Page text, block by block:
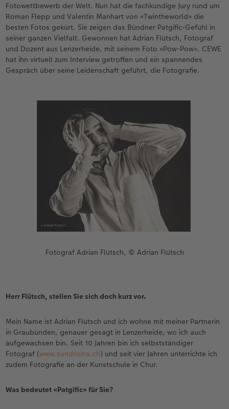
CEWE FOTOBUCH per PDF
Zubehör
Zubehör
Neuheiten
Fotowettbewerb der Welt. Nun hat die fachkundige Jury rund um
Roman Flepp und Valentin Manhart von «Twintheworld» die
besten Fotos gekürt. Sie zeigen das Bündner Patgific-Gefühl in
seiner ganzen Vielfalt. Gewonnen hat Adrian Flütsch, Fotograf
und Dozent aus Lenzerheide, mit seinem Foto «Pow-Pow». CEWE
hat ihn virtuell zum Interview getroffen und ein spannendes
Gespräch über seine Leidenschaft geführt, die Fotografie.
Fotograf Adrian Flütsch, © Adrian Flütsch
Herr Flütsch, stellen Sie sich doch kurz vor.
Mein Name ist Adrian Flütsch und ich wohne mit meiner Partnerin
in Graubünden, genauer gesagt in Lenzerheide, wo ich auch
aufgewachsen bin. Seit 10 Jahren bin ich selbstständiger
Fotograf (www.sundroina.ch) und seit vier Jahren unterrichte ich
zudem Fotografie an der Kunstschule in Chur.
Was bedeutet «Patgific» für Sie?